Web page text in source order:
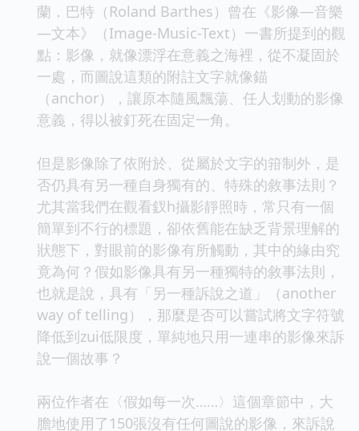
蘭．巴特（Roland Barthes）曾在《影像—音樂
—文本》（Image-Music-Text）一書所提到的觀
點：影像，就像漂浮在意義之海裡，從不凝固於
一處，而圖說這類的附註文字就像錨
（anchor），讓原本隨風飄蕩、任人划動的影像
意義，得以被釘死在固定一角。
但是影像除了依附於、從屬於文字的箝制外，是
否仍具有另一種自身獨有的、特殊的敘事法則？
尤其當我們在觀看釵h攝影靜照時，常只有一個
簡單到不行的標題，卻依舊能在缺乏背景理解的
狀態下，對眼前的影像有所觸動，其中的緣由究
竟為何？假如影像具有另一種獨特的敘事法則，
也就是說，具有「另一種訴說之道」（another
way of telling），那麼是否可以嘗試將文字符號
降低到zui低限度，單純地只用一連串的影像來訴
說一個故事？
兩位作者在〈假如每一次……〉這個章節中，大
膽地使用了150張沒有任何圖說的影像，來訴說